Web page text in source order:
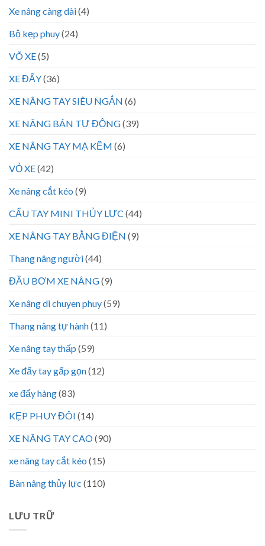
Xe nâng càng dài(4)
Bộ kẹp phuy(24)
VÕ XE(5)
XE ĐẨY(36)
XE NÂNG TAY SIÊU NGẮN (6)
XE NÂNG BÁN TỰ ĐỘNG(39)
XE NÂNG TAY MẠ KẼM (6)
VỎ XE(42)
Xe nâng cắt kéo (9)
CẨU TAY MINI THỦY LỰC (44)
XE NÂNG TAY BẰNG ĐIỆN (9)
Thang nâng người(44)
ĐẦU BƠM XE NÂNG(9)
Xe nâng di chuyen phuy(59)
Thang nâng tự hành(11)
Xe nâng tay thấp (59)
Xe đẩy tay gấp gọn(12)
xe đẩy hàng(83)
KẸP PHUY ĐÔI (14)
XE NÂNG TAY CAO(90)
xe nâng tay cắt kéo (15)
Bàn nâng thủy lực (110)
LƯU TRỮ